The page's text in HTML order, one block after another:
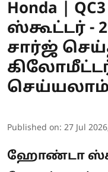
Honda |
ஸ்கூட்டர் -
சார்ஜ்
செய்யலாம்
Published on: 27 Jul
ஹோண்டா